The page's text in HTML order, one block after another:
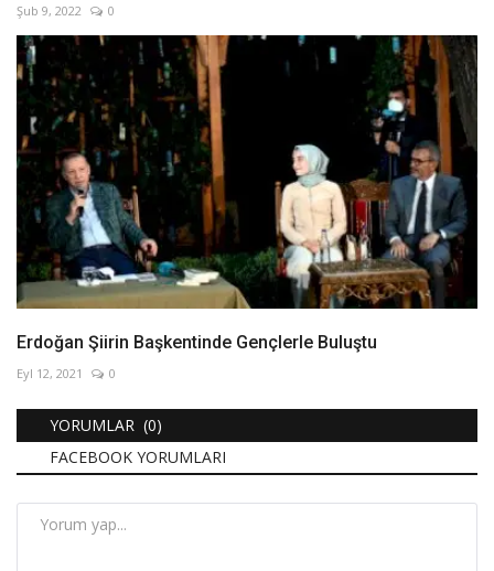
Şub 9, 2022 0
Erdoğan Şiirin Başkentinde Gençlerle Buluştu
Eyl 12, 2021 0
YORUMLAR (0)
FACEBOOK YORUMLARI